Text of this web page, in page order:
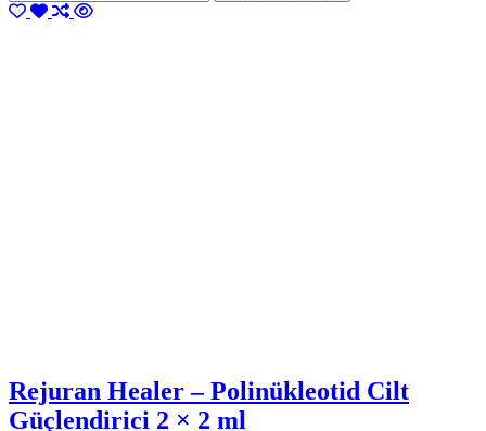
Rejuran Healer – Polinükleotid Cilt
Güçlendirici 2 × 2 ml